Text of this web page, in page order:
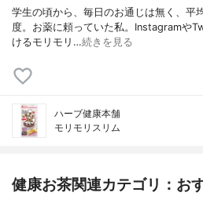
学生の頃から、毎日のお通じは無く、平
度。お薬に頼っていた私。Instagramや
けるモリモリ…続きを見る
ハーブ健康本舗
モリモリスリム
健康お茶関連カテゴリ：お